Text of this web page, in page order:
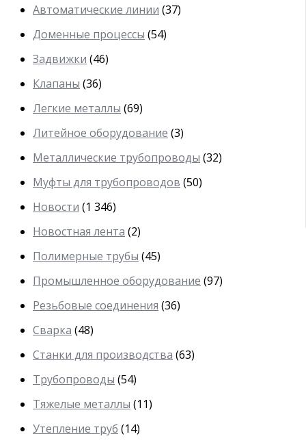
Автоматические линии (37)
Доменные процессы (54)
Задвижки (46)
Клапаны (36)
Легкие металлы (69)
Литейное оборудование (3)
Металлические трубопроводы (32)
Муфты для трубопроводов (50)
Новости (1 346)
Новостная лента (2)
Полимерные трубы (45)
Промышленное оборудование (97)
Резьбовые соединения (36)
Сварка (48)
Станки для производства (63)
Трубопроводы (54)
Тяжелые металлы (11)
Утепление труб (14)